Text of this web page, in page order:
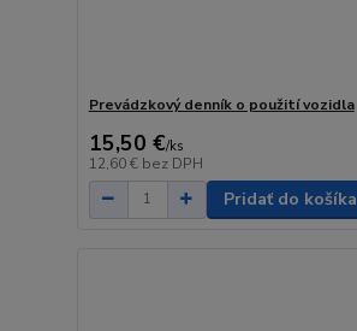
Prevádzkový denník o použití vozidla
15,50 €/ks
12,60 € bez DPH
Pridať do košíka